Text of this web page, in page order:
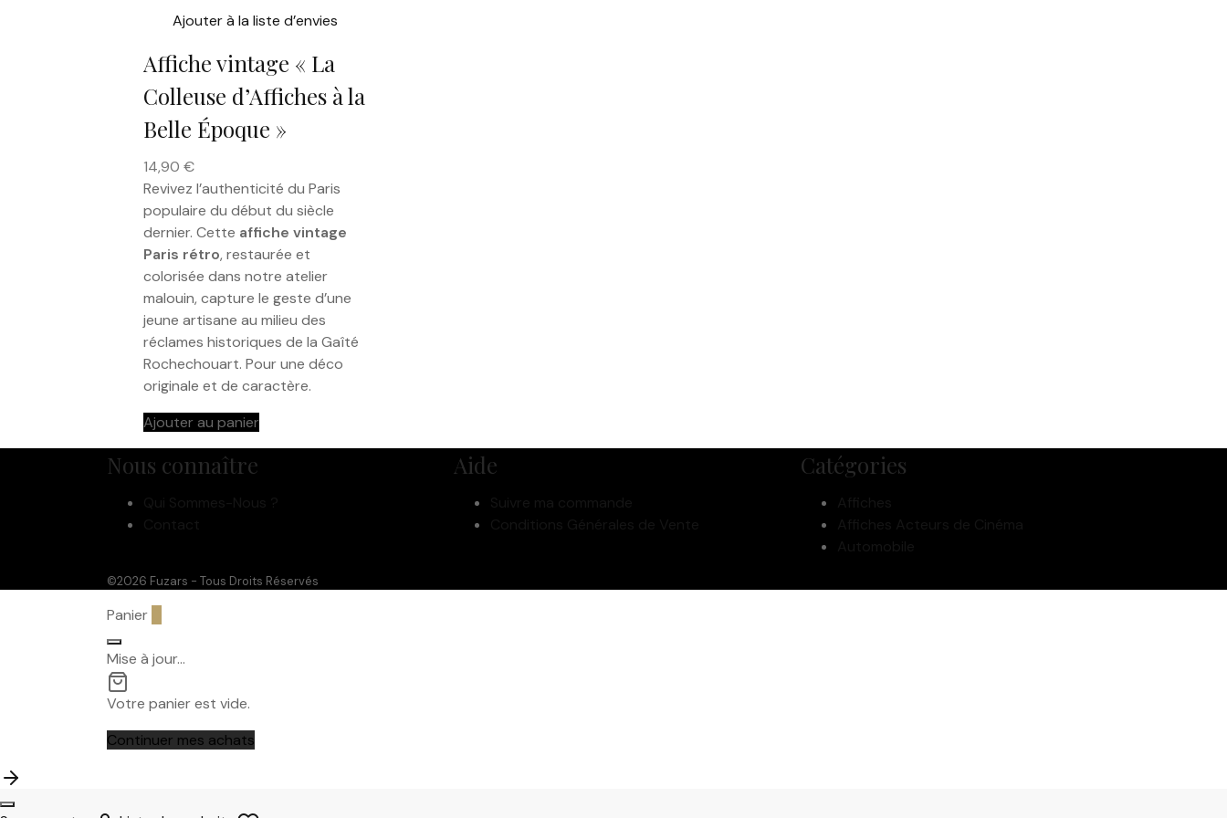
Ajouter à la liste d’envies
Affiche vintage « La
Colleuse d’Affiches à la
Belle Époque »
14,90 €
Revivez l’authenticité du Paris
populaire du début du siècle
dernier. Cette affiche vintage
Paris rétro, restaurée et
colorisée dans notre atelier
malouin, capture le geste d’une
jeune artisane au milieu des
réclames historiques de la Gaîté
Rochechouart. Pour une déco
originale et de caractère.
Ajouter au panier
Nous connaître Aide Catégories
©2026 Fuzars - Tous Droits Réservés
Panier
Mise à jour…
Votre panier est vide.
Continuer mes achats